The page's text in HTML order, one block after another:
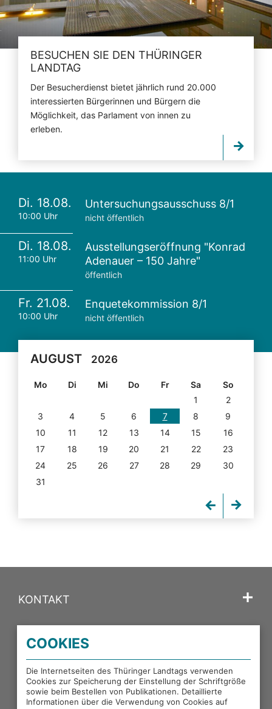
BESUCHEN SIE DEN THÜRINGER
LANDTAG
Der Besucherdienst bietet jährlich rund 20.000
interessierten Bürgerinnen und Bürgern die
Möglichkeit, das Parlament von innen zu
erleben.
Di. 18.08.
10:00 Uhr
Untersuchungsausschuss 8/1
nicht öffentlich
Di. 18.08.
11:00 Uhr
Ausstellungseröffnung "Konrad
Adenauer – 150 Jahre"
öffentlich
Fr. 21.08.
10:00 Uhr
Enquetekommission 8/1
nicht öffentlich
AUGUST 2026
Mo Di Mi Do Fr Sa
So
1
2
3
4 5 6 7 8
9
10
11 12 13 14 15
16
17
18 19 20 21 22
23
24
25 26 27 28 29
30
31
KONTAKT
PORTALE DES THÜRINGER LANDTAGS
EXTERNE LINKS
COOKIES
Die Internetseiten des Thüringer Landtags verwenden
Cookies zur Speicherung der Einstellung der Schriftgröße
sowie beim Bestellen von Publikationen. Detaillierte
Informationen über die Verwendung von Cookies auf